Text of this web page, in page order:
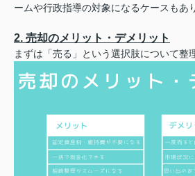
ームや行政指導の対象になるケースもあ
2. 売却のメリット・デメリット
まずは「売る」という選択肢について整